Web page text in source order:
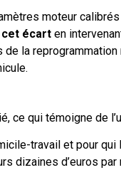
moteur
cet écart en
la
ce qui témoigne de
travail et pour
dizaines d’euros